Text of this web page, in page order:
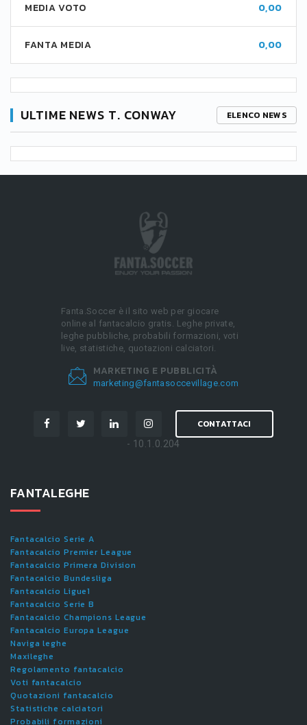
MEDIA VOTO 0,00
FANTA MEDIA 0,00
ULTIME NEWS T. CONWAY ELENCO NEWS
Fanta.Soccer è il sito web per giocare
online al fantacalcio gratis. Leghe private,
leghe pubbliche, probabili formazioni, voti
live, statistiche, quotazioni calciatori.
MARKETING E PUBBLICITÀ
marketing@fantasoccevillage.com
CONTATTACI
- 10.1.0.204
FANTALEGHE
Fantacalcio Serie A
Fantacalcio Premier League
Fantacalcio Primera Division
Fantacalcio Bundesliga
Fantacalcio Ligue1
Fantacalcio Serie B
Fantacalcio Champions League
Fantacalcio Europa League
Naviga leghe
Maxileghe
Regolamento fantacalcio
Voti fantacalcio
Quotazioni fantacalcio
Statistiche calciatori
Probabili formazioni